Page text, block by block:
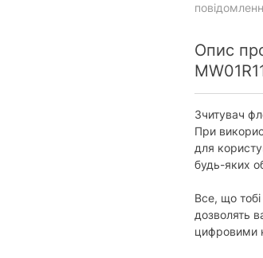
Опис
Зчитувач
При
для
будь-яких
Все, що
дозволять
цифровими